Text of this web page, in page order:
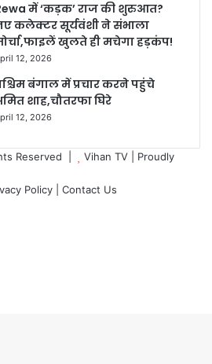
में ‘कड़क’ राज की शुरुआत?
कलेक्टर सूर्यवंशी ने संभाला
खुलते ही मचेगा हड़कंप!
12, 2026
बंगाल में प्रचार करने पहुंचे
शाह,चौतरफा घिरे
12, 2026
Reserved | Vihan TV | Proudly
Policy |
Contact Us